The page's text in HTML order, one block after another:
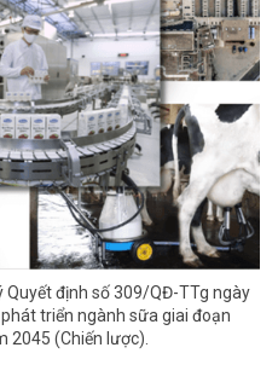
Quyết định số 309/QĐ-TTg ngày
triển ngành sữa giai đoạn
2045 (Chiến lược).